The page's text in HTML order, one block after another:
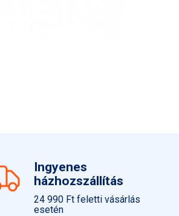
Ingyenes
házhozszállítás
24 990 Ft feletti vásárlás
esetén